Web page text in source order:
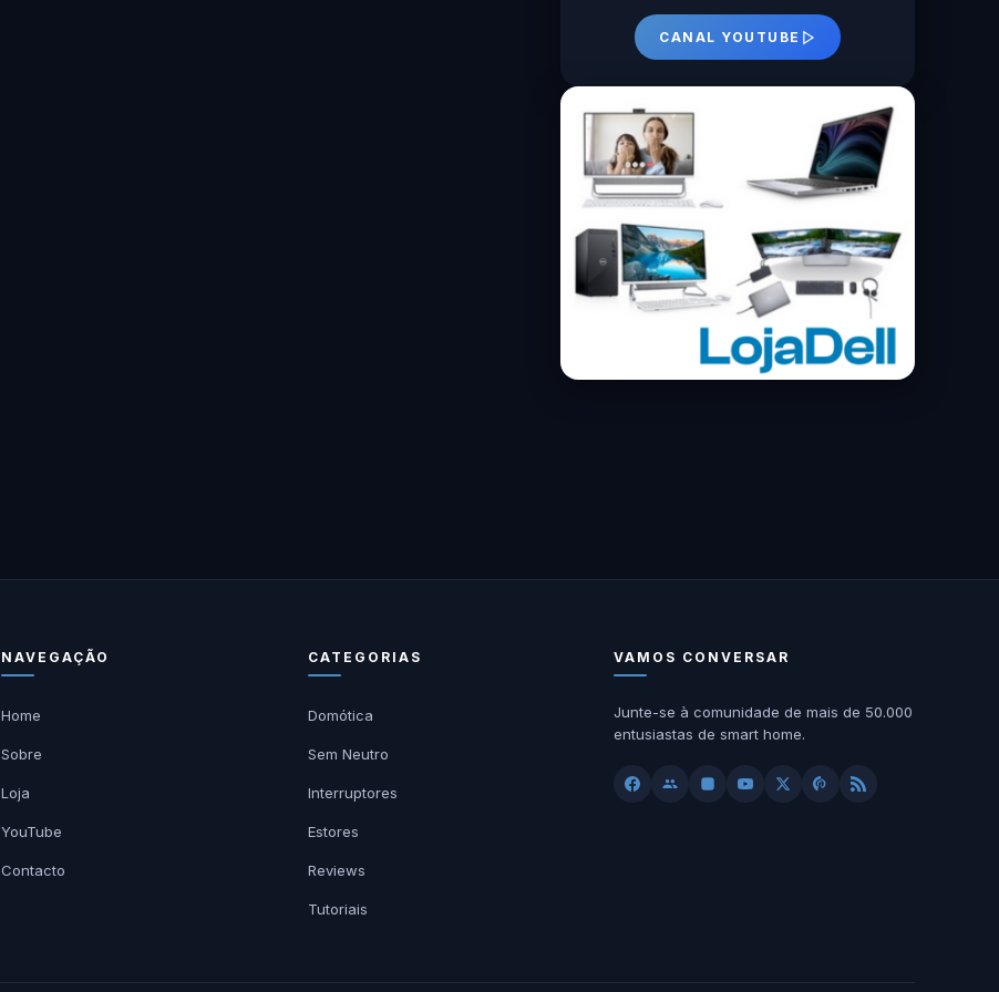
CANAL YOUTUBE
NAVEGAÇÃO
Home
Sobre
Loja
YouTube
Contacto
CATEGORIAS
Domótica
Sem Neutro
Interruptores
Estores
Reviews
Tutoriais
VAMOS CONVERSAR
Junte-se à comunidade de mais de 50.000
entusiastas de smart home.